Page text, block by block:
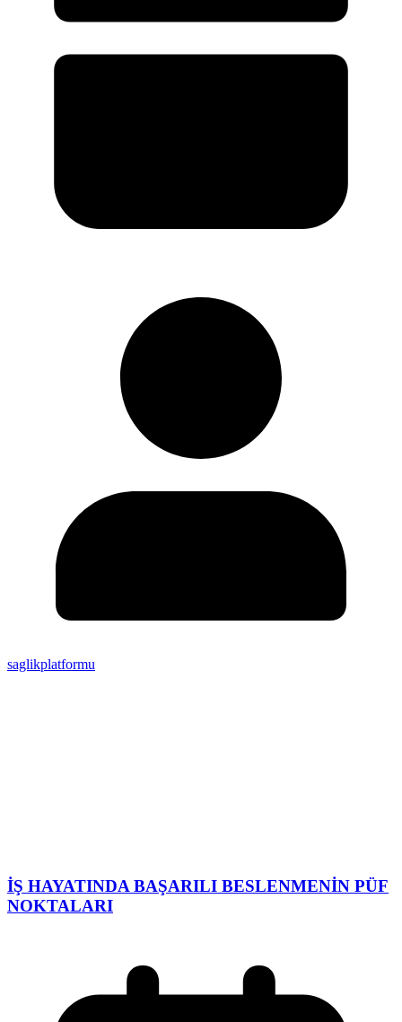
saglikplatformu
İŞ HAYATINDA BAŞARILI BESLENMENİN PÜF
NOKTALARI